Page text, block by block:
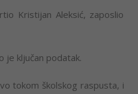
Kristijan Aleksić, zaposlio
je ključan podatak.
tokom školskog raspusta, i